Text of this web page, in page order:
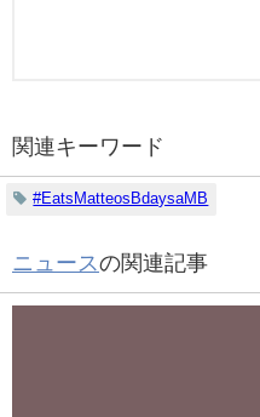
関連キーワード
#EatsMatteosBdaysaMB
ニュースの関連記事